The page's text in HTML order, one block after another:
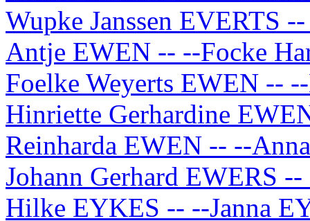
Wupke Janssen EVERTS
Antje EWEN -- --Focke
Foelke Weyerts EWEN --
Hinriette Gerhardine
Reinharda EWEN -- --
Johann Gerhard EWERS
Hilke EYKES -- --Janna